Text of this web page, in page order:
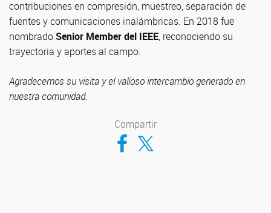
contribuciones en compresión, muestreo, separación de
fuentes y comunicaciones inalámbricas. En 2018 fue
nombrado Senior Member del IEEE, reconociendo su
trayectoria y aportes al campo.
Agradecemos su visita y el valioso intercambio generado en
nuestra comunidad.
Compartir
Compartir en Facebook
Compartir en Twitter